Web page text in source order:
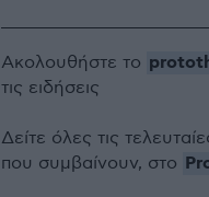
Ακολουθήστε το
τις ειδήσεις
Δείτε όλες τις
που συμβαίνουν, στο